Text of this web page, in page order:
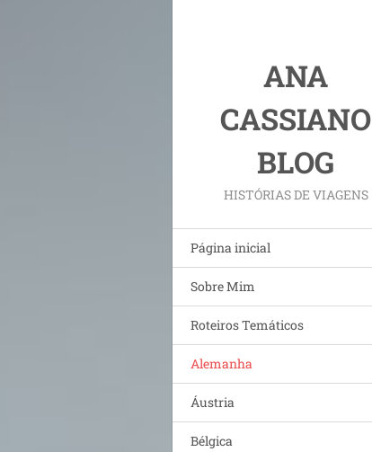
ANA
CASSIANO
BLOG
HISTÓRIAS DE VIAGENS
Página inicial
Sobre Mim
Roteiros Temáticos
Alemanha
Áustria
Bélgica